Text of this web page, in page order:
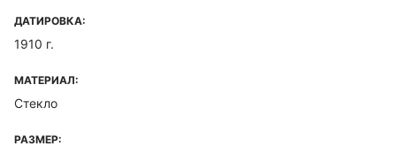
ДАТИРОВКА:
1910 г.
МАТЕРИАЛ:
Стекло
РАЗМЕР: